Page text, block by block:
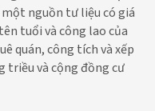
nguồn tư liệu có giá
tuổi và công lao của
quán, công tích và xếp
triều và cộng đồng cư